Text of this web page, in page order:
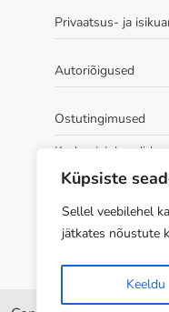
Küpsiste
Sellel veebilehel
jätkates nõustute
Keeldu
Privaatsus- ja
Autoriõigused
Ostutingimused
Kudumisjuhendid